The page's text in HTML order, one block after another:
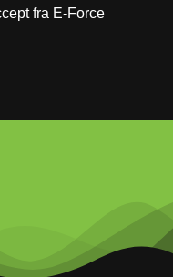
fra E-Force